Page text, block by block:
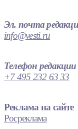
Эл. почта
info@vesti.ru
Телефон редакции
+7 495 232 63 33
Реклама на сайте
Росреклама